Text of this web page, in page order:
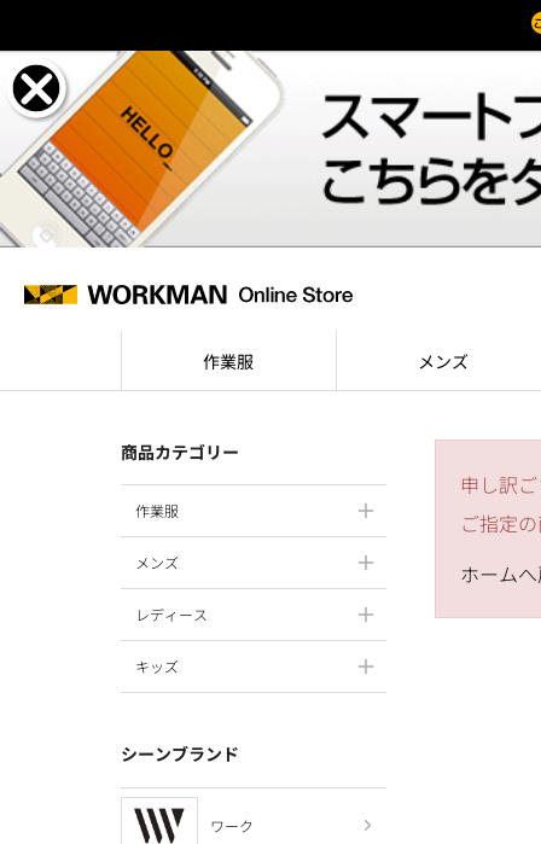
作業服 メンズ
商品カテゴリー
作業服
メンズ
レディース
キッズ
シーンブランド
ワーク
申し訳
ご指定
ホーム